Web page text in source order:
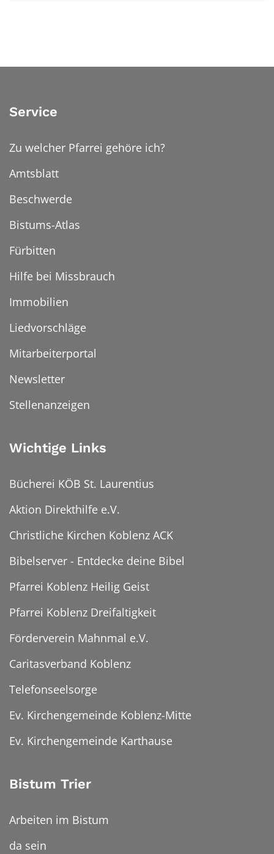
Service
Zu welcher Pfarrei gehöre ich?
Amtsblatt
Beschwerde
Bistums-Atlas
Fürbitten
Hilfe bei Missbrauch
Immobilien
Liedvorschläge
Mitarbeiterportal
Newsletter
Stellenanzeigen
Wichtige Links
Bücherei KÖB St. Laurentius
Aktion Direkthilfe e.V.
Christliche Kirchen Koblenz ACK
Bibelserver - Entdecke deine Bibel
Pfarrei Koblenz Heilig Geist
Pfarrei Koblenz Dreifaltigkeit
Förderverein Mahnmal e.V.
Caritasverband Koblenz
Telefonseelsorge
Ev. Kirchengemeinde Koblenz-Mitte
Ev. Kirchengemeinde Karthause
Bistum Trier
Arbeiten im Bistum
da sein